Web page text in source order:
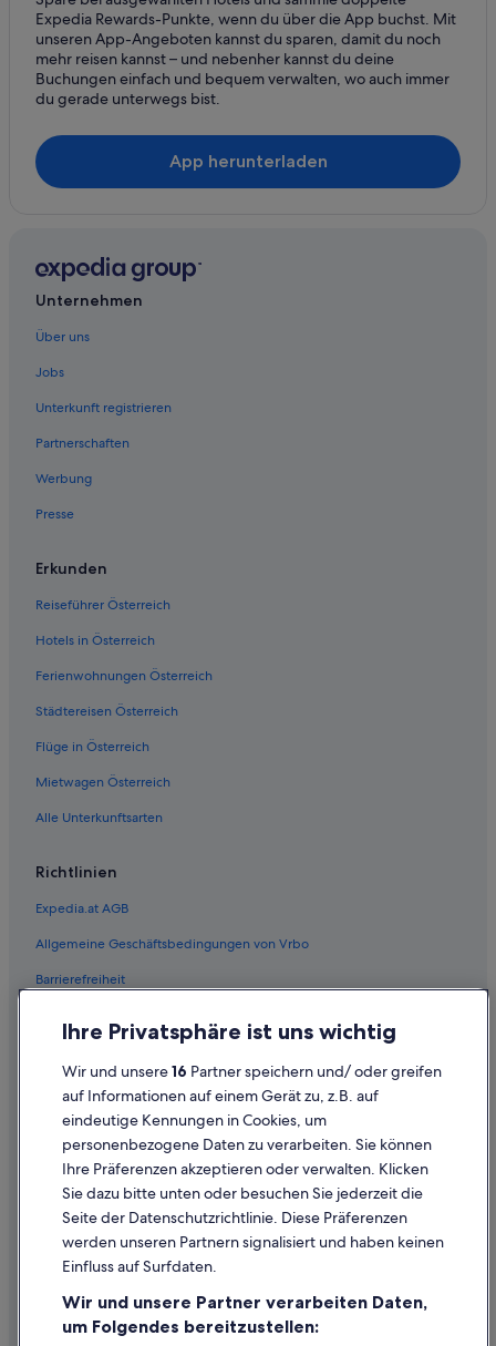
Expedia Rewards-Punkte, wenn du über die App buchst. Mit
unseren App-Angeboten kannst du sparen, damit du noch
mehr reisen kannst – und nebenher kannst du deine
Buchungen einfach und bequem verwalten, wo auch immer
du gerade unterwegs bist.
App herunterladen
Unternehmen
Über uns
Jobs
Unterkunft registrieren
Partnerschaften
Werbung
Presse
Erkunden
Reiseführer Österreich
Hotels in Österreich
Ferienwohnungen Österreich
Städtereisen Österreich
Flüge in Österreich
Mietwagen Österreich
Alle Unterkunftsarten
Richtlinien
Expedia.at AGB
Allgemeine Geschäftsbedingungen von Vrbo
Barrierefreiheit
Rechtliche Hinweise/Kontakt
Inhaltsrichtlinien und Melden von Inhalten
Hilfe
Hilfe
Rückerstattungsprozess und Zeitrahmen
Ihre Privatsphäre ist uns wichtig
Wir und unsere16 Partner speichern und/ oder greifen
auf Informationen auf einem Gerät zu, z.B. auf
eindeutige Kennungen in Cookies, um
personenbezogene Daten zu verarbeiten. Sie können
Ihre Präferenzen akzeptieren oder verwalten. Klicken
Sie dazu bitte unten oder besuchen Sie jederzeit die
Seite der Datenschutzrichtlinie. Diese Präferenzen
werden unseren Partnern signalisiert und haben keinen
Einfluss auf Surfdaten.
Wir und unsere Partner verarbeiten Daten,
um Folgendes bereitzustellen: